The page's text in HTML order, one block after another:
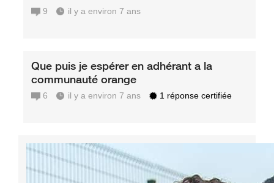
9 il y a environ 7 ans
Que puis je espérer en adhérant a la
communauté orange
6 il y a environ 7 ans 1 réponse certifiée